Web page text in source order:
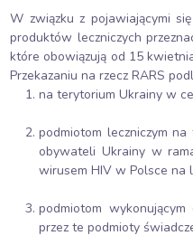
W związku z pojawiającymi
produktów leczniczych
które obowiązują od 15
Przekazaniu na rzecz RARS
na terytorium Ukrainy w
podmiotom leczniczym
obywateli Ukrainy w
wirusem HIV w Polsce na
podmiotom
przez te podmioty